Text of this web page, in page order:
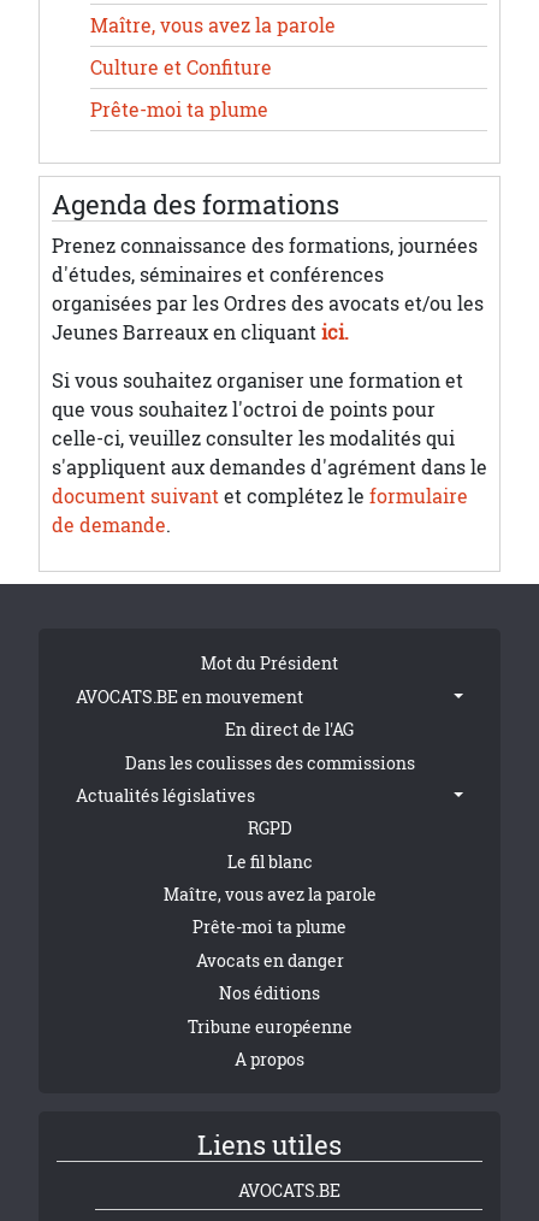
Maître, vous avez la parole
Culture et Confiture
Prête-moi ta plume
Agenda des formations
Prenez connaissance des formations, journées
d'études, séminaires et conférences
organisées par les Ordres des avocats et/ou les
Jeunes Barreaux en cliquantici.
Si vous souhaitez organiser une formation et
que vous souhaitez l'octroi de points pour
celle-ci, veuillez consulter les modalités qui
s'appliquent aux demandes d'agrément dans le
document suivantet complétez le formulaire
de demande.
Tribune FooterMot du Président
AVOCATS.BE en mouvement
En direct de l'AG
Dans les coulisses des commissions
Actualités législatives
RGPD
Le fil blanc
Maître, vous avez la parole
Prête-moi ta plume
Avocats en danger
Nos éditions
Tribune européenne
A propos
Liens utiles
AVOCATS.BE